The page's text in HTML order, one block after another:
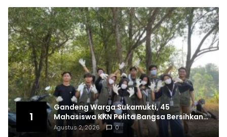
1
Gandeng Warga Sukamukti, 45
Mahasiswa KKN Pelita Bangsa Bersihkan
Drainase Desa
Agustus 2, 2026 0